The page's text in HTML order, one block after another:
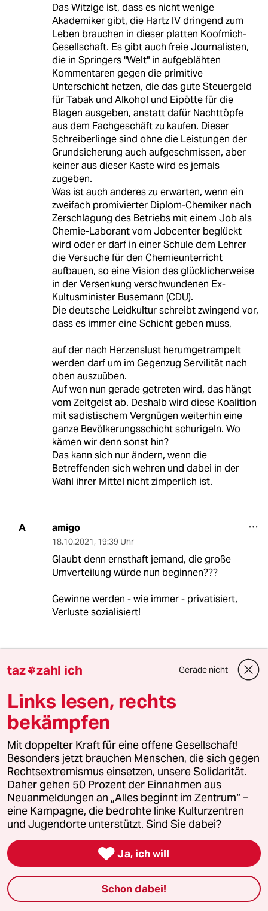
Das Witzige ist, dass es nicht wenige
Akademiker gibt, die Hartz IV dringend zum
Leben brauchen in dieser platten Koofmich-
Gesellschaft. Es gibt auch freie Journalisten,
die in Springers "Welt" in aufgeblähten
Kommentaren gegen die primitive
Unterschicht hetzen, die das gute Steuergeld
für Tabak und Alkohol und Eipötte für die
Blagen ausgeben, anstatt dafür Nachttöpfe
aus dem Fachgeschäft zu kaufen. Dieser
Schreiberlinge sind ohne die Leistungen der
Grundsicherung auch aufgeschmissen, aber
keiner aus dieser Kaste wird es jemals
zugeben.
Was ist auch anderes zu erwarten, wenn ein
zweifach promivierter Diplom-Chemiker nach
Zerschlagung des Betriebs mit einem Job als
Chemie-Laborant vom Jobcenter beglückt
wird oder er darf in einer Schule dem Lehrer
die Versuche für den Chemieunterricht
aufbauen, so eine Vision des glücklicherweise
in der Versenkung verschwundenen Ex-
Kultusminister Busemann (CDU).
Die deutsche Leidkultur schreibt zwingend vor,
dass es immer eine Schicht geben muss,
auf der nach Herzenslust herumgetrampelt
werden darf um im Gegenzug Servilität nach
oben auszuüben.
Auf wen nun gerade getreten wird, das hängt
vom Zeitgeist ab. Deshalb wird diese Koalition
mit sadistischem Vergnügen weiterhin eine
ganze Bevölkerungsschicht schurigeln. Wo
kämen wir denn sonst hin?
Das kann sich nur ändern, wenn die
Betreffenden sich wehren und dabei in der
Wahl ihrer Mittel nicht zimperlich ist.
A amigo
18.10.2021, 19:39 Uhr
Glaubt denn ernsthaft jemand, die große
Umverteilung würde nun beginnen???
Gewinne werden - wie immer - privatisiert,
Verluste sozialisiert!
18.10.2021
Akademikerpartei sind, die den Begriff "Armut"
nur aus dem Märchenbuch kennt.
Was man selbst nie erfahren hat, liegt
außerhalb des Vorstellbaren und daher wird
auch kein Handlungsbedarf gesehen.
Und es scheint, als ob sich so einige grüne
Wahlversprechen fünf Minuten nach dem
Erstkontakt mit der FDP in Rauch aufgelöst
hätten.
Die FDP scheint dagegen alles zu bekommen,
Wohlhabenden nicht ihr Geld weggenommen
Daraus folgt, daß die Grünen offenbar nicht
durchsetzungsstark genug sind. Aber das
hätte man von Frau Baerbock und co. nach
taz zahl ich Gerade nicht
Links lesen, rechts
bekämpfen
Mit doppelter Kraft für eine offene Gesellschaft!
Besonders jetzt brauchen Menschen, die sich gegen
Rechtsextremismus einsetzen, unsere Solidarität.
Daher gehen 50 Prozent der Einnahmen aus
Neuanmeldungen an „Alles beginnt im Zentrum“ –
eine Kampagne, die bedrohte linke Kulturzentren
und Jugendorte unterstützt. Sind Sie dabei?
 Ja, ich will
Schon dabei!